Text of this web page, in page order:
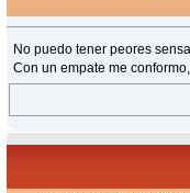
No puedo tener peores
Con un empate me